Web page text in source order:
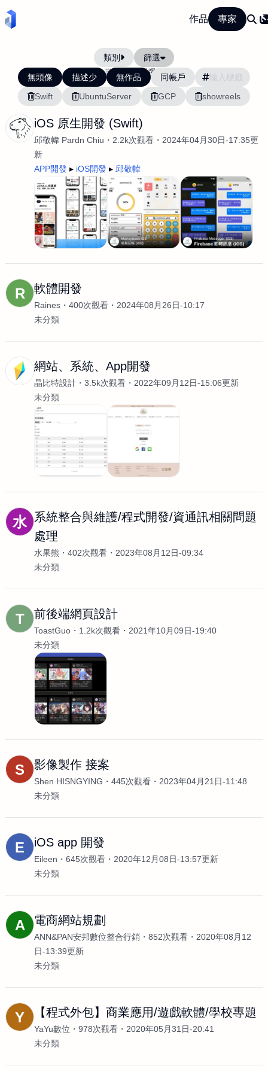
作品 專家
類別 篩選
當前排序: 活躍度
無頭像 描述少 無作品
同帳戶
Swift
UbuntuServer GCP showreels
iOS 原生開發 (Swift)
邱敬幃 Pardn Chiu 2.2k次觀看
2024年04月30日-17:35更
新
APP開發
iOS開發 邱敬幃
R 軟體開發
Raines 400次觀看
2024年08月26日-10:17
未分類
網站、系統、App開發
晶比特設計 3.5k次觀看
2022年09月12日-15:06更新
未分類
水
系統整合與維護/程式開發/資通訊相關問題
處理
水果熊 402次觀看
2023年08月12日-09:34
未分類
T 前後端網頁設計
ToastGuo 1.2k次觀看
2021年10月09日-19:40
未分類
S 影像製作 接案
Shen HISNGYING 445次觀看
2023年04月21日-11:48
未分類
E iOS app 開發
Eileen 645次觀看
2020年12月08日-13:57更新
未分類
A 電商網站規劃
ANN&PAN安邦數位整合行銷 852次觀看
2020年08月12
日-13:39更新
未分類
Y 【程式外包】商業應用/遊戲軟體/學校專題
YaYu數位 978次觀看
2020年05月31日-20:41
未分類